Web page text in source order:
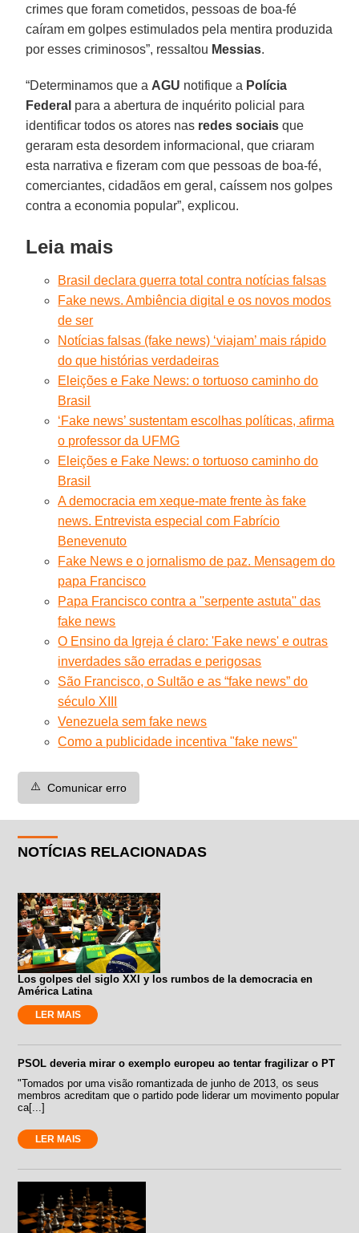
crimes que foram cometidos, pessoas de boa-fé
caíram em golpes estimulados pela mentira produzida
por esses criminosos”, ressaltou Messias.
“Determinamos que a AGU notifique a Polícia
Federal para a abertura de inquérito policial para
identificar todos os atores nas redes sociais que
geraram esta desordem informacional, que criaram
esta narrativa e fizeram com que pessoas de boa-fé,
comerciantes, cidadãos em geral, caíssem nos golpes
contra a economia popular”, explicou.
Leia mais
Brasil declara guerra total contra notícias falsas
Fake news. Ambiência digital e os novos modos
de ser
Notícias falsas (fake news) ‘viajam’ mais rápido
do que histórias verdadeiras
Eleições e Fake News: o tortuoso caminho do
Brasil
‘Fake news’ sustentam escolhas políticas, afirma
o professor da UFMG
Eleições e Fake News: o tortuoso caminho do
Brasil
A democracia em xeque-mate frente às fake
news. Entrevista especial com Fabrício
Benevenuto
Fake News e o jornalismo de paz. Mensagem do
papa Francisco
Papa Francisco contra a ''serpente astuta'' das
fake news
O Ensino da Igreja é claro: 'Fake news' e outras
inverdades são erradas e perigosas
São Francisco, o Sultão e as “fake news” do
século XIII
Venezuela sem fake news
Como a publicidade incentiva "fake news"
⚠️ Comunicar erro
NOTÍCIAS RELACIONADAS
Los golpes del siglo XXI y los rumbos de la democracia en
América Latina
LER MAIS
PSOL deveria mirar o exemplo europeu ao tentar fragilizar o PT
"Tomados por uma visão romantizada de junho de 2013, os seus
membros acreditam que o partido pode liderar um movimento popular
ca[...]
LER MAIS